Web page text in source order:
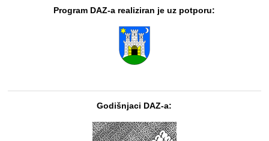
Program DAZ-a realiziran je uz potporu:
Godišnjaci DAZ-a: